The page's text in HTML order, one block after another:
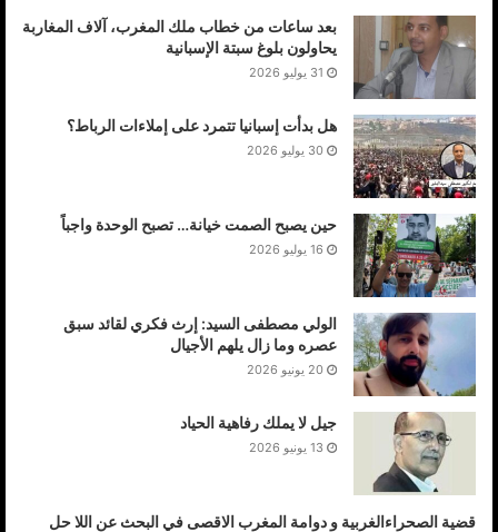
ويرافق الوزير الأول وفد صحراوي يضم : وزير شؤون الأرض
المحتلة والجاليات البشير مصطفى السيد ، وزير التعاون بلاهي
السيد ، السفير الصحراوي بالجزائر عبد القادر الطالب عمر ،
ممثلة جبهة البوليساريو بإسبانيا خيرة بلاهي .
بعد ساعات من خطاب ملك المغرب، آلاف المغاربة
يحاولون بلوغ سبتة الإسبانية
31 يوليو 2026
هل بدأت إسبانيا تتمرد على إملاءات الرباط؟
30 يوليو 2026
حين يصبح الصمت خيانة… تصبح الوحدة واجباً
16 يوليو 2026
الولي مصطفى السيد: إرث فكري لقائد سبق
عصره وما زال يلهم الأجيال
20 يونيو 2026
جيل لا يملك رفاهية الحياد
13 يونيو 2026
قضية الصحراءالغربية و دوامة المغرب الاقصى في البحث عن اللا حل